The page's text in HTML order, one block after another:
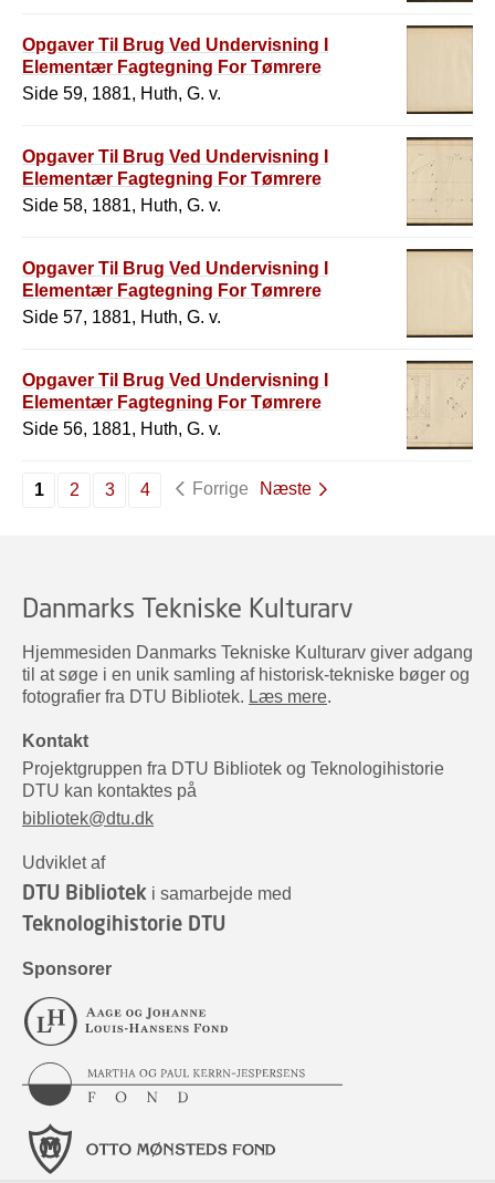
Opgaver Til Brug Ved Undervisning I
Elementær Fagtegning For Tømrere
Side 59, 1881, Huth, G. v.
Opgaver Til Brug Ved Undervisning I
Elementær Fagtegning For Tømrere
Side 58, 1881, Huth, G. v.
Opgaver Til Brug Ved Undervisning I
Elementær Fagtegning For Tømrere
Side 57, 1881, Huth, G. v.
Opgaver Til Brug Ved Undervisning I
Elementær Fagtegning For Tømrere
Side 56, 1881, Huth, G. v.
1 2 3 4 Forrige Næste
Danmarks Tekniske Kulturarv
Hjemmesiden Danmarks Tekniske Kulturarv giver adgang
til at søge i en unik samling af historisk-tekniske bøger og
fotografier fra DTU Bibliotek. Læs mere.
Kontakt
Projektgruppen fra DTU Bibliotek og Teknologihistorie
DTU kan kontaktes på
bibliotek@dtu.dk
Udviklet af
DTU Bibliotek i samarbejde med
Teknologihistorie DTU
Sponsorer